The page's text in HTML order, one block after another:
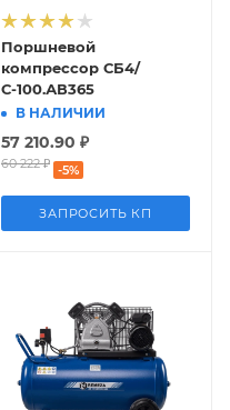
Поршневой
компрессор СБ4/
С-100.АВ365
В НАЛИЧИИ
57 210.90 ₽
60 222₽ -5%
ЗАПРОСИТЬ КП